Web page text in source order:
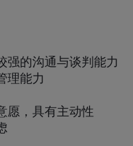
强的沟通与谈判能力
理能力
愿，具有主动性